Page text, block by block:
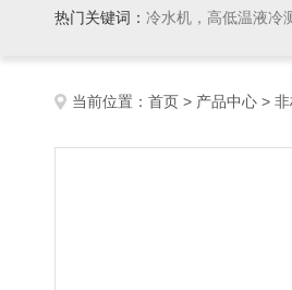
热门关键词： 冷水机，高低温液冷
当前位置： 首页 > 产品中心 >